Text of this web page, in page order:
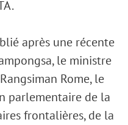
après une récente
le ministre
Rome, le
parlementaire de la
frontalières, de la